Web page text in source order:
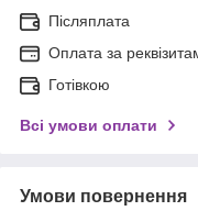
Післяплата
Оплата за
Готівкою
Всі умови оплати
Умови повернення